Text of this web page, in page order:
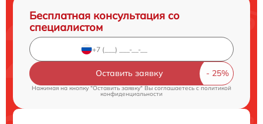
Бесплатная консультация со
специалистом
Оставить заявку
Нажимая на кнопку "Оставить заявку" Вы соглашаетесь cполитикой
конфиденциальности